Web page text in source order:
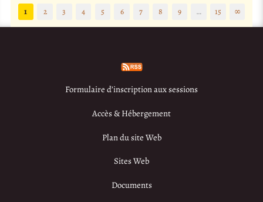
1
2 3 4 5 6 7 8 9 … 15 ∞
Formulaire d’inscription aux sessions
Accès & Hébergement
Plan du site Web
Sites Web
Documents